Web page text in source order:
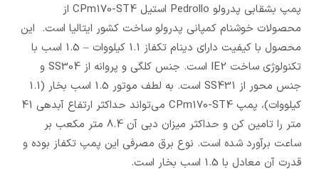
پمپ بشقابی پدرولو Pedrollo استیل CPm170-ST4 از
محصولات خوشنام کمپانی پدرولو ساخت کشور ایتالیا است. این
محصول با کیفیت دارای دینام تکفاز 1.1 کیلووات – 1.5 اسب با
تکنولوژی ساخت IE2 است. جنس کلگی و پروانه از SS304 و
جنس محور از SS431 است. به لطف موتور 1.5 اسب بخار (1.1
کیلووات)، پمپ CPm170-ST4 می‌تواند حداکثر ارتفاع آبدهی 41
متر را تامین کن و حداکثر میزان دبی آن 8.4 متر مکعب بر
ساعت برآورد شده است. نوع برق مصرفی این پمپ تکفاز بوده و
قدرت آن معادل با 1.5 اسب بخار است.